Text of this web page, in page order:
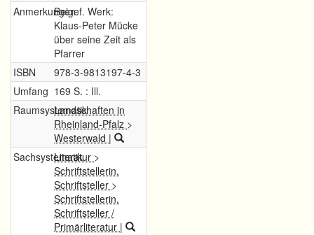
AnmerkungenBeigef. Werk:
Klaus-Peter Mücke
über seine Zeit als
Pfarrer
ISBN
978-3-9813197-4-3
Umfang 169 S. : Ill.
RaumsystematikLandschaften in
Rheinland-Pfalz >
Westerwald |
Sachsystematik
Literatur >
Schriftstellerin.
Schriftsteller >
Schriftstellerin.
Schriftsteller /
Primärliteratur |